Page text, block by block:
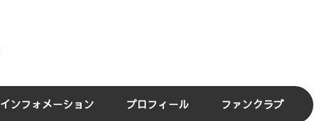
インフォメーション プロフィール ファンクラブ